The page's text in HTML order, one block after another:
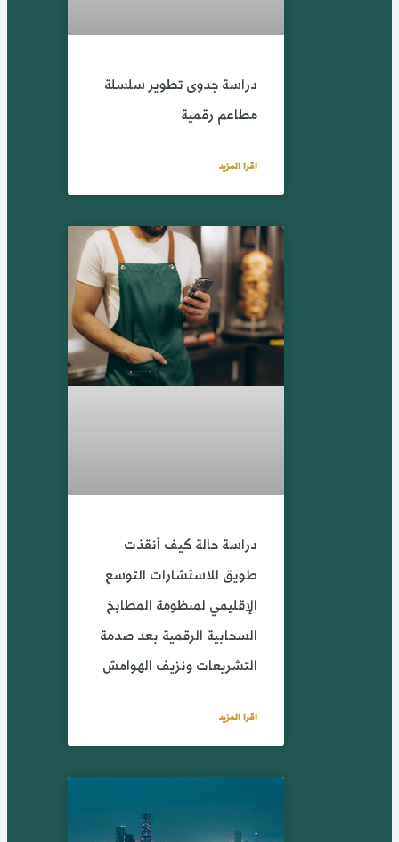
دراسة جدوى تطوير سلسلة
مطاعم رقمية
اقرا المزيد
دراسة حالة كيف أنقذت
طويق للاستشارات التوسع
الإقليمي لمنظومة المطابخ
السحابية الرقمية بعد صدمة
التشريعات ونزيف الهوامش
اقرا المزيد